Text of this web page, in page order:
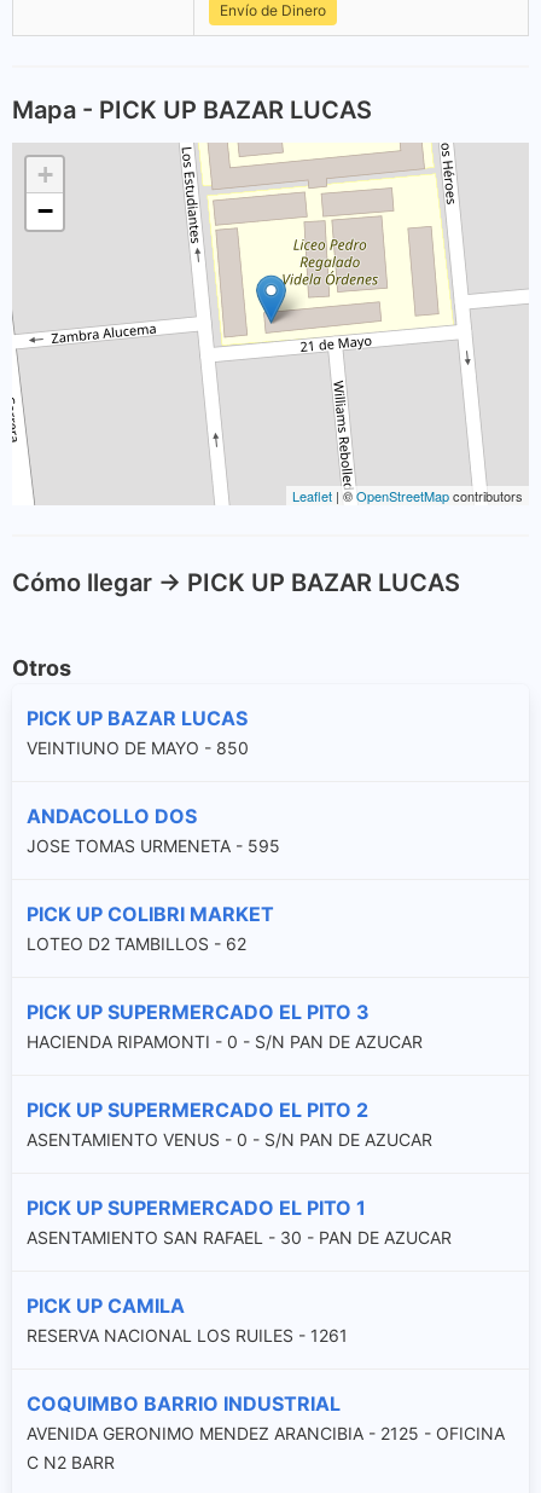
Envío de Dinero
Mapa - PICK UP BAZAR LUCAS
+
−
Leaflet | ©OpenStreetMapcontributors
Cómo llegar -> PICK UP BAZAR LUCAS
Otros
PICK UP BAZAR LUCAS
VEINTIUNO DE MAYO - 850
ANDACOLLO DOS
JOSE TOMAS URMENETA - 595
PICK UP COLIBRI MARKET
LOTEO D2 TAMBILLOS - 62
PICK UP SUPERMERCADO EL PITO 3
HACIENDA RIPAMONTI - 0 - S/N PAN DE AZUCAR
PICK UP SUPERMERCADO EL PITO 2
ASENTAMIENTO VENUS - 0 - S/N PAN DE AZUCAR
PICK UP SUPERMERCADO EL PITO 1
ASENTAMIENTO SAN RAFAEL - 30 - PAN DE AZUCAR
PICK UP CAMILA
RESERVA NACIONAL LOS RUILES - 1261
COQUIMBO BARRIO INDUSTRIAL
AVENIDA GERONIMO MENDEZ ARANCIBIA - 2125 - OFICINA
C N2 BARR